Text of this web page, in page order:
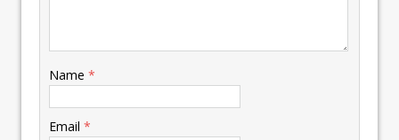
Name *
Email *